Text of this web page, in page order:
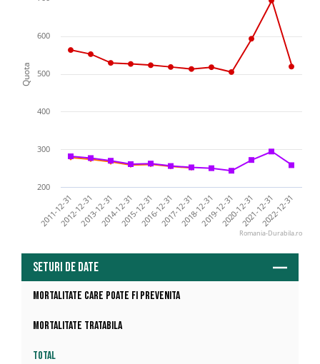
Quota
2011-12-312012-12-312013-12-312014-12-312015-12-312016-12-312017-12-312018-12-312019-12-312020-12-312021-12-312022-12-31
200
400
600
300
500
Romania-Durabila.ro
Seturi de date
Mortalitate care poate fi prevenita
Mortalitate tratabila
Total